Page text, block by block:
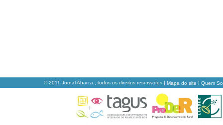
© 2011 Jornal Abarca , todos os direitos reservados | Mapa do site | Quem